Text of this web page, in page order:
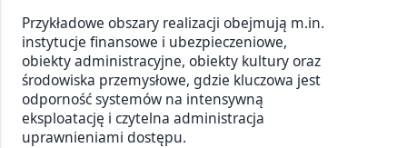
Przykładowe obszary realizacji obejmują m.in.
instytucje finansowe i ubezpieczeniowe,
obiekty administracyjne, obiekty kultury oraz
środowiska przemysłowe, gdzie kluczowa jest
odporność systemów na intensywną
eksploatację i czytelna administracja
uprawnieniami dostępu.